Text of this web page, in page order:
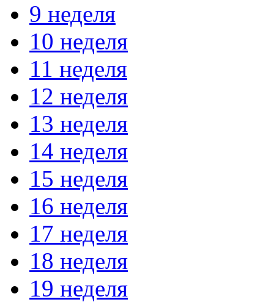
9 неделя
10 неделя
11 неделя
12 неделя
13 неделя
14 неделя
15 неделя
16 неделя
17 неделя
18 неделя
19 неделя